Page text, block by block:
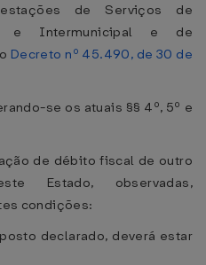
de Serviços de
e Intermunicipal e de
Decreto nº 45.490, de 30 de
se os atuais §§ 4º, 5º e
de débito fiscal de outro
Estado, observadas,
condições:
declarado, deverá estar